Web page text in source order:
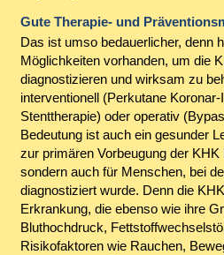
Gute Therapie- und
Das ist umso bedauerlicher, denn
Möglichkeiten vorhanden, um die
diagnostizieren und wirksam zu
interventionell (Perkutane
Stenttherapie) oder operativ
Bedeutung ist auch ein gesunder
zur primären Vorbeugung der
sondern auch für Menschen, bei
diagnostiziert wurde. Denn die
Erkrankung, die ebenso wie ihre
Bluthochdruck,
Risikofaktoren wie Rauchen,